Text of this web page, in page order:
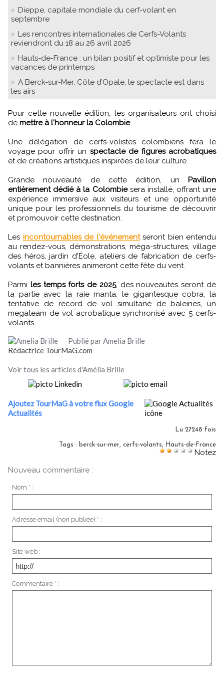
Dieppe, capitale mondiale du cerf-volant en
septembre
Les rencontres internationales de Cerfs-Volants
reviendront du 18 au 26 avril 2026
Hauts-de-France : un bilan positif et optimiste pour les
vacances de printemps
A Berck-sur-Mer, Côte d’Opale, le spectacle est dans
les airs
Pour cette nouvelle édition, les organisateurs ont choisi
de mettre à l'honneur la Colombie.
Une délégation de cerfs-volistes colombiens fera le
voyage pour offrir un spectacle de figures acrobatiques
et de créations artistiques inspirées de leur culture.
Grande nouveauté de cette édition, un Pavillon
entièrement dédié à la Colombiesera installé, offrant une
expérience immersive aux visiteurs et une opportunité
unique pour les professionnels du tourisme de découvrir
et promouvoir cette destination.
Les incontournables de l'événementseront bien entendu
au rendez-vous, démonstrations, méga-structures, village
des héros, jardin d'Éole, ateliers de fabrication de cerfs-
volants et bannières animeront cette fête du vent.
Parmi les temps forts de 2025, des nouveautés seront de
la partie avec la raie manta, le gigantesque cobra, la
tentative de record de vol simultané de baleines, un
megateam de vol acrobatique synchronisé avec 5 cerfs-
volants.
Publié par Amelia Brille
Rédactrice TourMaG.com
Voir tous les articles d'Amélia Brille
Ajoutez TourMaG à votre flux Google
Actualités
Lu 27248 fois
Tags : berck-sur-mer, cerfs-volants, Hauts-de-France
Notez
Nouveau commentaire :
Nom * :
Adresse email (non publiée) * :
Site web :
Commentaire * :